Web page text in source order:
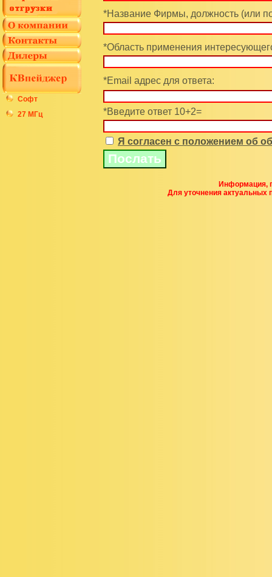
Софт
27 МГц
*Название Фирмы, должность (или
*Область применения
*Email адрес для ответа:
*Введите ответ 10+2=
Я согласен с положением об
Информация,
Для уточнения актуальных